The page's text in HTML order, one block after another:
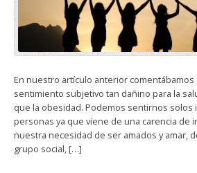
En nuestro artículo anterior
sentimiento subjetivo tan dañino para la
que la obesidad. Podemos sentirnos solos
personas ya que viene de una carencia de
nuestra necesidad de ser amados y amar,
grupo social, […]